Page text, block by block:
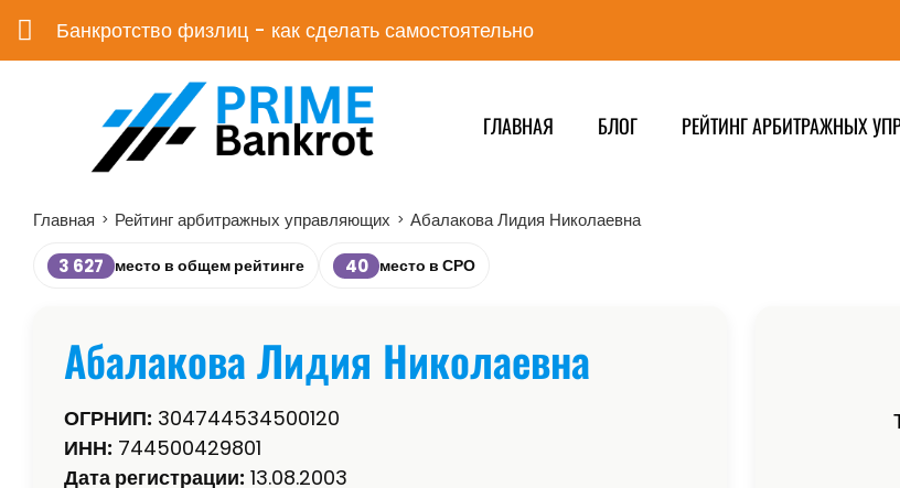
Банкротство физлиц - как сделать самостоятельно
ГЛАВНАЯ БЛОГ РЕЙТИНГ АРБИТРАЖНЫХ
Главная > Рейтинг арбитражных управляющих > Абалакова Лидия Николаевна
3 627 место в общем рейтинге 40 место в СРО
Абалакова Лидия Николаевна
ОГРНИП: 304744534500120
ИНН: 744500429801
Дата регистрации: 13.08.2003